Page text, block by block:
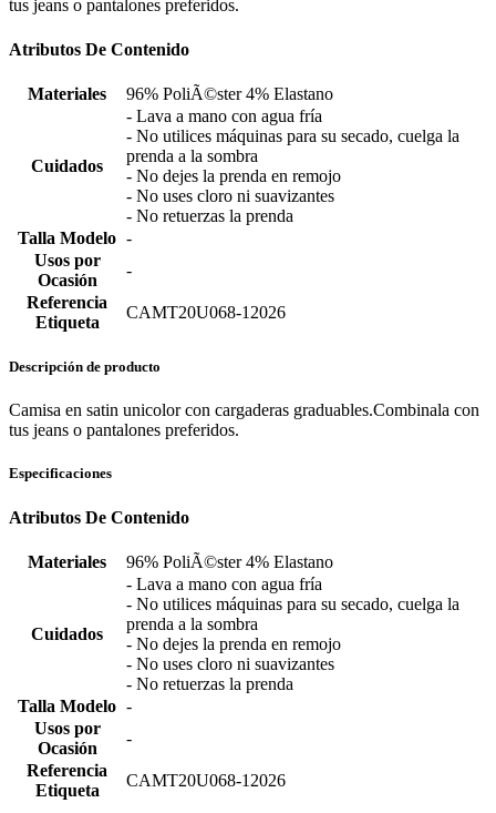
tus jeans o pantalones preferidos.
Atributos De Contenido
Materiales 96% PoliÃ©ster 4% Elastano
Cuidados
- Lava a mano con agua fría
- No utilices máquinas para su secado, cuelga la
prenda a la sombra
- No dejes la prenda en remojo
- No uses cloro ni suavizantes
- No retuerzas la prenda
Talla Modelo -
Usos por
Ocasión
-
Referencia
Etiqueta
CAMT20U068-12026
Descripción de producto
Camisa en satin unicolor con cargaderas graduables.Combinala con
tus jeans o pantalones preferidos.
Especificaciones
Atributos De Contenido
Materiales 96% PoliÃ©ster 4% Elastano
Cuidados
- Lava a mano con agua fría
- No utilices máquinas para su secado, cuelga la
prenda a la sombra
- No dejes la prenda en remojo
- No uses cloro ni suavizantes
- No retuerzas la prenda
Talla Modelo -
Usos por
Ocasión
-
Referencia
Etiqueta
CAMT20U068-12026